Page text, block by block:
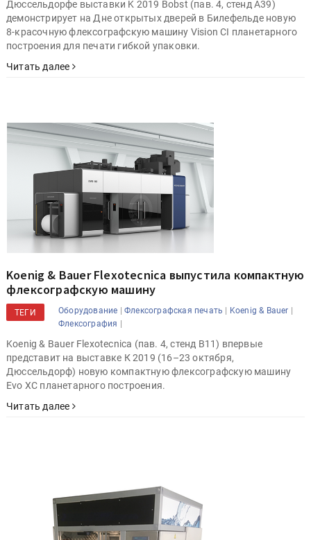
Дюссельдорфе выставки K 2019 Bobst (пав. 4, стенд A39)
демонстрирует на Дне открытых дверей в Билефельде новую
8-красочную флексографскую машину Vision CI планетарного
построения для печати гибкой упаковки.
Читать далее
Koenig & Bauer Flexotecnica выпустила компактную
флексографскую машину
ТЕГИ Оборудование |Флексографская печать | Koenig & Bauer |
Флексография |
Koenig & Bauer Flexotecnica (пав. 4, стенд B11) впервые
представит на выставке К 2019 (16–23 октября,
Дюссельдорф) новую компактную флексографскую машину
Evo XC планетарного построения.
Читать далее